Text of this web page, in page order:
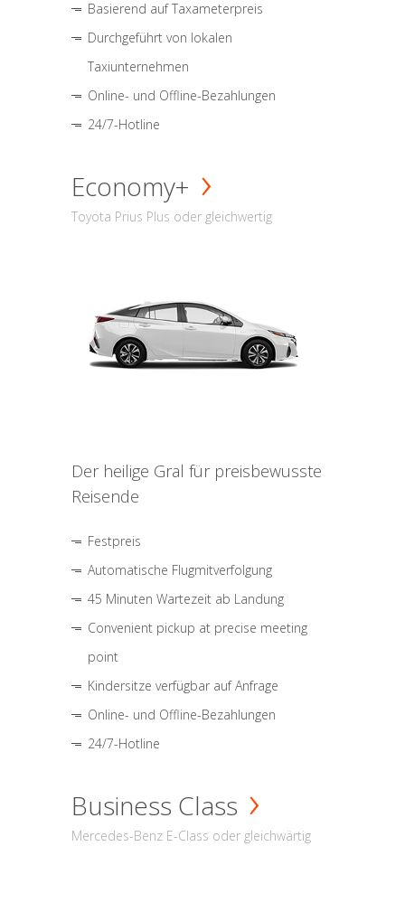
Basierend auf Taxameterpreis
Durchgeführt von lokalen
Taxiunternehmen
Online- und Offline-Bezahlungen
24/7-Hotline
Economy+
Toyota Prius Plus oder gleichwertig
Der heilige Gral für preisbewusste
Reisende
Festpreis
Automatische Flugmitverfolgung
45 Minuten Wartezeit ab Landung
Convenient pickup at precise meeting
point
Kindersitze verfügbar auf Anfrage
Online- und Offline-Bezahlungen
24/7-Hotline
Business Class
Mercedes-Benz E-Class oder gleichwärtig